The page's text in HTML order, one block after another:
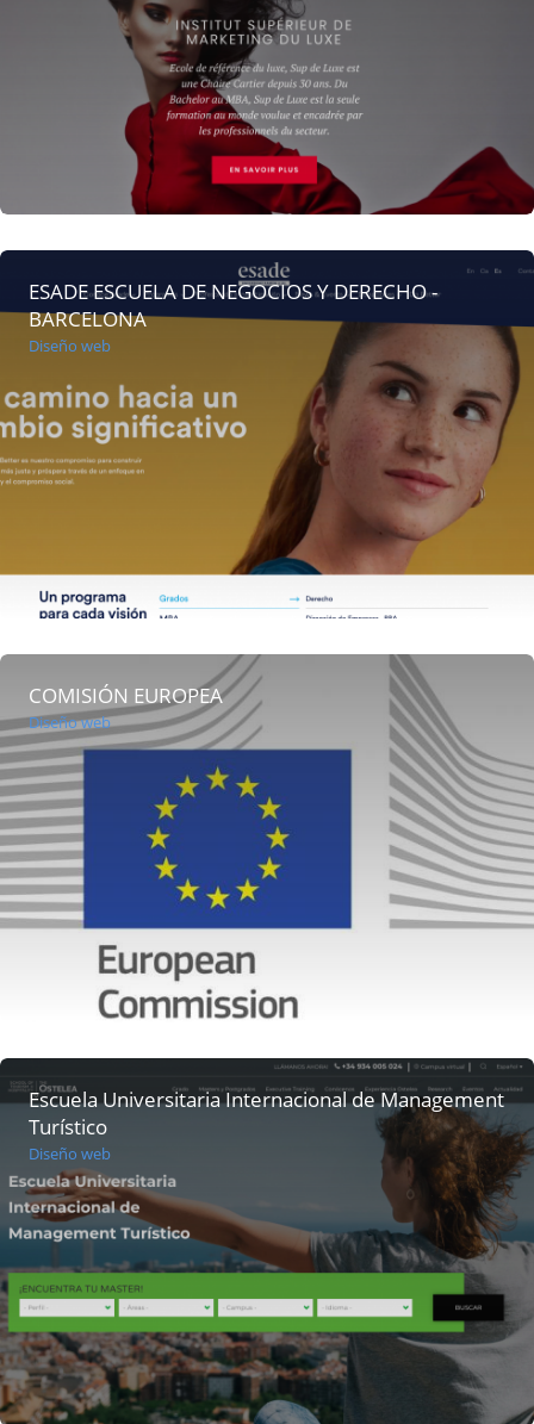
ESADE ESCUELA DE NEGOCIOS Y DERECHO -
BARCELONA
Diseño web
COMISIÓN EUROPEA
Diseño web
Escuela Universitaria Internacional de Management
Turístico
Diseño web